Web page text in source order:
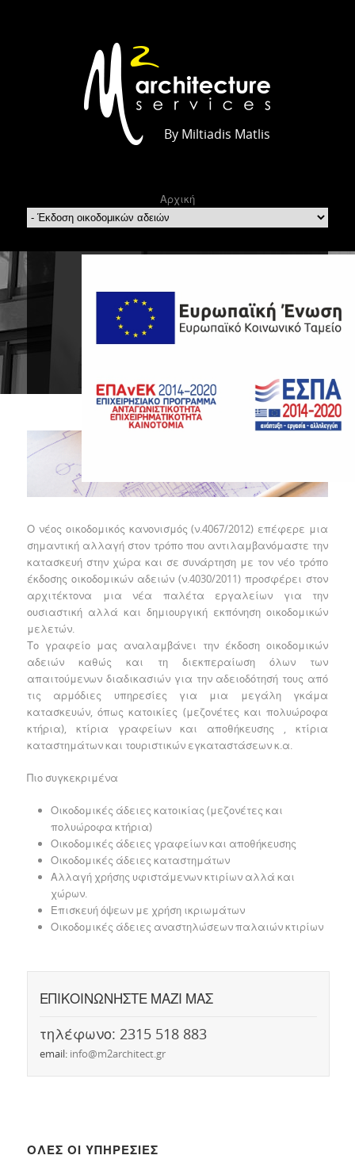
By Miltiadis Matlis
Αρχική
οικοδομικών
Ο νέος οικοδομικός κανονισμός (ν.4067/2012) επέφερε μια
σημαντική αλλαγή στον τρόπο που αντιλαμβανόμαστε την
κατασκευή στην χώρα και σε συνάρτηση με τον νέο τρόπο
έκδοσης οικοδομικών αδειών (ν.4030/2011) προσφέρει στον
αρχιτέκτονα μια νέα παλέτα εργαλείων για την
ουσιαστική αλλά και δημιουργική εκπόνηση οικοδομικών
μελετών.
Το γραφείο μας αναλαμβάνει την έκδοση οικοδομικών
αδειών καθώς και τη διεκπεραίωση όλων των
απαιτούμενων διαδικασιών για την αδειοδότησή τους από
τις αρμόδιες υπηρεσίες για μια μεγάλη γκάμα
κατασκευών, όπως κατοικίες (μεζονέτες και πολυώροφα
κτήρια), κτίρια γραφείων και αποθήκευσης , κτίρια
καταστημάτων και τουριστικών εγκαταστάσεων κ.α.
Πιο συγκεκριμένα
Οικοδομικές άδειες κατοικίας (μεζονέτες και
πολυώροφα κτήρια)
Οικοδομικές άδειες γραφείων και αποθήκευσης
Οικοδομικές άδειες καταστημάτων
Αλλαγή χρήσης υφιστάμενων κτιρίων αλλά και
χώρων.
Επισκευή όψεων με χρήση ικριωμάτων
Οικοδομικές άδειες αναστηλώσεων παλαιών κτιρίων
ΕΠΙΚΟΙΝΩΝΗΣΤΕ ΜΑΖΙ ΜΑΣ
τηλέφωνο: 2315 518 883
email: info@m2architect.gr
ΟΛΕΣ ΟΙ ΥΠΗΡΕΣΙΕΣ